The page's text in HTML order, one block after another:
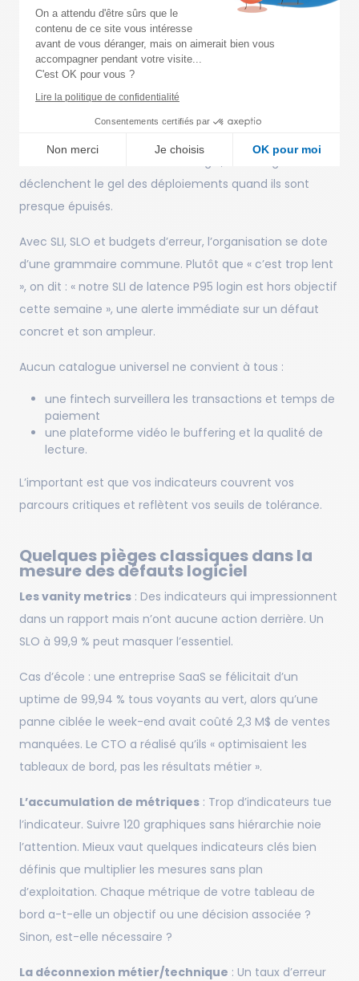
On a attendu d'être sûrs que le
contenu de ce site vous intéresse
avant de vous déranger, mais on aimerait bien vous
accompagner pendant votre visite...
C'est OK pour vous ?
Lire la politique de confidentialité
Consentements certifiés par
Non merci Je choisis OK pour moi
Notre plateforme vous permet d'adapter et de gérer vos
au SLO. Il définit à quel point le service est autorisé à être
non fiable et sert de signal pour savoir quand corriger le
tir. »
On peut le « dépenser » progressivement : chaque erreur
en consomme.Si on le brûle trop vite, c’est le signal
déclenchent le gel des déploiements quand ils sont
presque épuisés.
Avec SLI, SLO et budgets d’erreur, l’organisation se dote
d’une grammaire commune. Plutôt que « c’est trop lent
», on dit : « notre SLI de latence P95 login est hors objectif
cette semaine », une alerte immédiate sur un défaut
concret et son ampleur.
Aucun catalogue universel ne convient à tous :
une fintech surveillera les transactions et temps de
paiement
une plateforme vidéo le buffering et la qualité de
lecture.
L’important est que vos indicateurs couvrent vos
parcours critiques et reflètent vos seuils de tolérance.
Quelques pièges classiques dans la
mesure des défauts logiciel
Les vanity metrics : Des indicateurs qui impressionnent
dans un rapport mais n’ont aucune action derrière. Un
SLO à 99,9 % peut masquer l’essentiel.
Cas d’école : une entreprise SaaS se félicitait d’un
uptime de 99,94 % tous voyants au vert, alors qu’une
panne ciblée le week-end avait coûté 2,3 M$ de ventes
manquées. Le CTO a réalisé qu’ils « optimisaient les
tableaux de bord, pas les résultats métier ».
L’accumulation de métriques : Trop d’indicateurs tue
l’indicateur. Suivre 120 graphiques sans hiérarchie noie
l’attention. Mieux vaut quelques indicateurs clés bien
définis que multiplier les mesures sans plan
d’exploitation. Chaque métrique de votre tableau de
bord a-t-elle un objectif ou une décision associée ?
Sinon, est-elle nécessaire ?
La déconnexion métier/technique : Un taux d’erreur